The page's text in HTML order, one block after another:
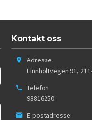
Kontakt oss
Adresse
Finnholtvegen 91,
Telefon
98816250
E-postadresse